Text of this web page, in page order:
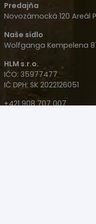
Predajňa
Novozámocká 120 Areál
Naše sídlo
Wolfganga Kempelena
HLM s.r.o.
IČO: 35977477
IČ DPH: SK 2022126051
+421 908 707 007